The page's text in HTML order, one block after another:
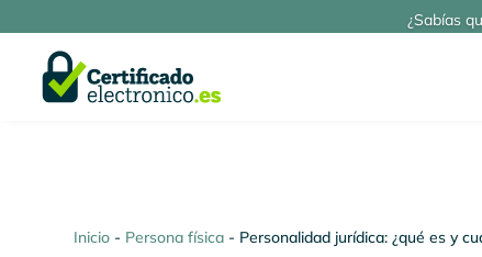
¿Sabías
Inicio - Persona física - Personalidad jurídica: ¿qué es y